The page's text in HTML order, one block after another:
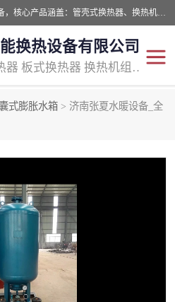
公司主营换热器.换热设备、供水设备，核心产品涵盖：管壳式换热器、换热机组、不锈钢组合式水箱、水处理设备等，提供非标设备集生产、销售、安装一体化服务，可满足全国酒店、学校、医院、商业综合体、工业项目等多场景换热与供水需求。
换热设备有限公司
主营产品：换热器 板式换热器 换热机组 供水设备 水处理设备
囊式膨胀水箱 > 济南张夏水暖设备_全
板式换热设备
定压补水装置
水处理器设备
锅炉辅机设备